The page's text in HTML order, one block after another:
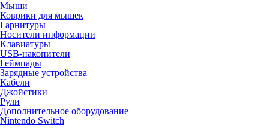
Мыши
Коврики для мышек
Гарнитуры
Носители информации
Клавиатуры
USB-накопители
Геймпады
Зарядные устройства
Кабели
Джойстики
Рули
Дополнительное оборудование
Nintendo Switch